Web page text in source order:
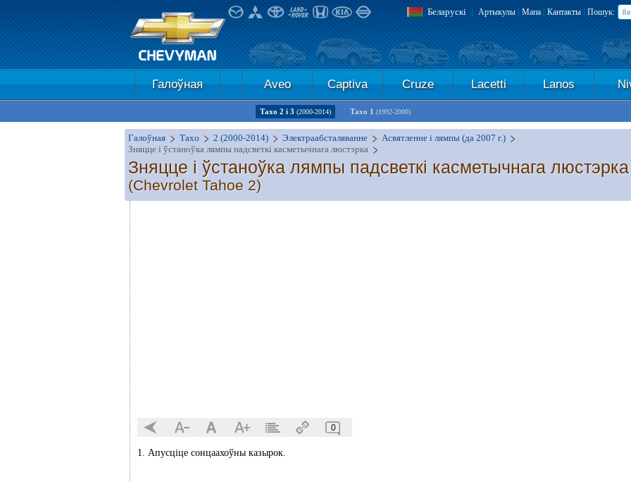
Беларускі | Артыкулы | Мапа | Кантакты | Пошук:
Галоўная Aveo Captiva Cruze Lacetti Lanos
Тахо 2 і 3 (2000-2014) Тахо 1 (1992-2000)
Галоўная Тахо 2 (2000-2014) Электраабсталяванне
Асвятленне і лямпы (да 2007 г.)
Зняцце і ўстаноўка лямпы падсветкі касметычнага люстэрка
Зняцце і ўстаноўка лямпы падсветкі касметычнага люстэрка
(Chevrolet Tahoe 2)
0
1. Апусціце сонцаахоўны казырок.